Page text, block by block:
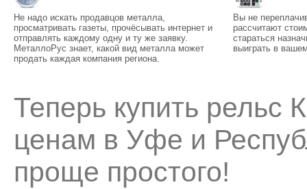
Не надо искать продавцов металла,
просматривать газеты, прочёсывать интернет и
отправлять каждому одну и ту же заявку.
МеталлоРус знает, какой вид металла может
продать каждая компания региона.
Вы не
рассчитают
стараться
выиграть в
Теперь купить
ценам в Уфе и
проще простого!